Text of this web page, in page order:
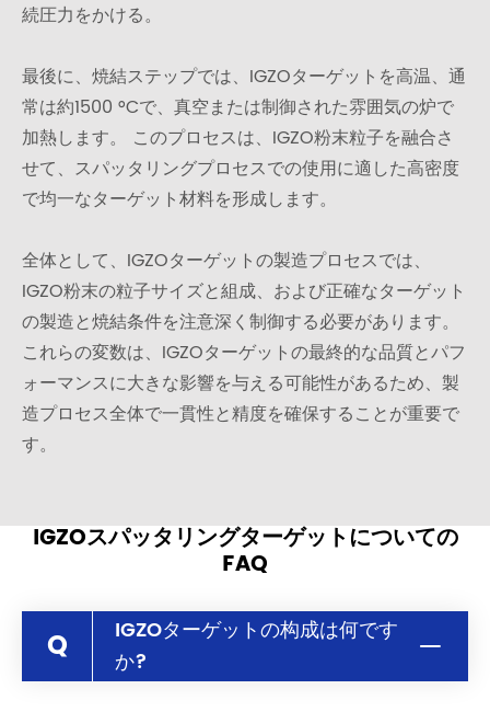
続圧力をかける。
最後に、焼結ステップでは、IGZOターゲットを高温、通
常は約1500 °Cで、真空または制御された雰囲気の炉で
加熱します。 このプロセスは、IGZO粉末粒子を融合さ
せて、スパッタリングプロセスでの使用に適した高密度
で均一なターゲット材料を形成します。
全体として、IGZOターゲットの製造プロセスでは、
IGZO粉末の粒子サイズと組成、および正確なターゲット
の製造と焼結条件を注意深く制御する必要があります。
これらの変数は、IGZOターゲットの最終的な品質とパフ
ォーマンスに大きな影響を与える可能性があるため、製
造プロセス全体で一貫性と精度を確保することが重要で
す。
IGZOスパッタリングターゲットについての
FAQ
Q
IGZOターゲットの构成は何です
か?